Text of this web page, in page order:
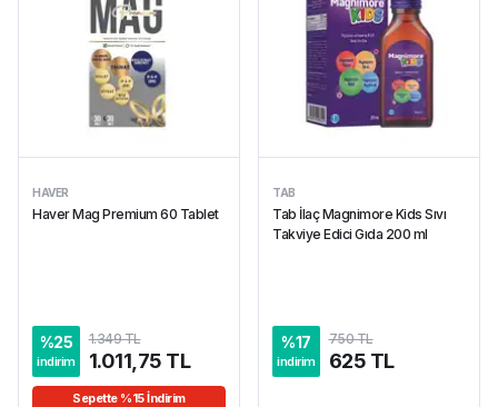
HAVER
Haver Mag Premium 60 Tablet
%25
indirim
1.349 TL
1.011,75 TL
Sepette %15 İndirim
TAB
Tab İlaç Magnimore Kids Sıvı
Takviye Edici Gıda 200 ml
%17
indirim
750 TL
625 TL